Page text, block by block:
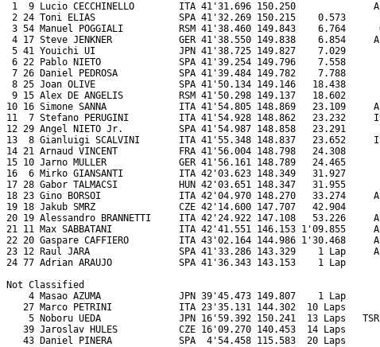
1  9 Lucio CECCHINELLO        ITA 41'31.696 150.250
2 24 Toni ELIAS               SPA 41'32.269 150.215    0.573
3 54 Manuel POGGIALI          RSM 41'38.460 149.843    6.764
4 17 Steve JENKNER            GER 41'38.550 149.838    6.854
5 41 Youichi UI               JPN 41'38.725 149.827    7.029
6 22 Pablo NIETO              SPA 41'39.254 149.796    7.558
7 26 Daniel PEDROSA           SPA 41'39.484 149.782    7.788
8 25 Joan OLIVE               SPA 41'50.134 149.146   18.438
9 15 Alex DE ANGELIS          RSM 41'50.298 149.137   18.602
10 16 Simone SANNA             ITA 41'54.805 148.869   23.109
11  7 Stefano PERUGINI         ITA 41'54.928 148.862   23.232
12 29 Angel NIETO Jr.          SPA 41'54.987 148.858   23.291
13  8 Gianluigi SCALVINI       ITA 41'55.348 148.837   23.652
14 21 Arnaud VINCENT           FRA 41'56.004 148.798   24.308
15 10 Jarno MULLER             GER 41'56.161 148.789   24.465
16  6 Mirko GIANSANTI          ITA 42'03.623 148.349   31.927
17 28 Gabor TALMACSI           HUN 42'03.651 148.347   31.955
18 23 Gino BORSOI              ITA 42'04.970 148.270   33.274
19 18 Jakub SMRZ               CZE 42'14.600 147.707   42.904
20 19 Alessandro BRANNETTI     ITA 42'24.922 147.108   53.226
21 11 Max SABBATANI            ITA 42'41.551 146.153 1'09.855
22 20 Gaspare CAFFIERO         ITA 43'02.164 144.986 1'30.468
23 12 Raul JARA                SPA 41'33.286 143.329    1 Lap
24 77 Adrian ARAUJO            SPA 41'36.343 143.153    1 Lap
Not Classified
4 Masao AZUMA              JPN 39'45.473 149.807    1 Lap
27 Marco PETRINI            ITA 23'35.131 144.302  10 Laps
5 Noboru UEDA              JPN 16'59.392 150.241  13 Laps
39 Jaroslav HULES           CZE 16'09.270 140.453  14 Laps
43 Daniel PINERA            SPA  4'54.458 115.583  20 Laps